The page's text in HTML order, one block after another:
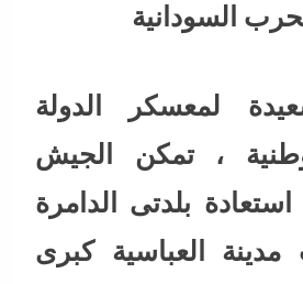
السودانية
لمعسكر الدولة
، تمكن الجيش
بلدتى الدامرة
العباسية كبرى